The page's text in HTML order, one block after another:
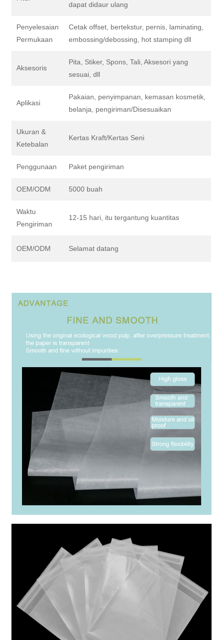
dapat didaur ulang
Penyelesaian
Permukaan
Cetak offset, bertekstur, pernis, laminating,
embossing/debossing, hot stamping dll
Aksesoris
Pita, Stiker, Spons, Tali, Aksesori yang
sesuai, dll
Aplikasi
Pakaian, penyimpanan, kemasan kosmetik,
belanja, pengiriman/Disesuaikan
Ukuran &
Ketebalan
Kertas Kraft/Kertas Seni
Penggunaan Paket pengiriman
OEM/ODM 5000 buah
Waktu
Pengiriman
12-15 hari, itu tergantung kuantitas
OEM/ODM Selamat datang